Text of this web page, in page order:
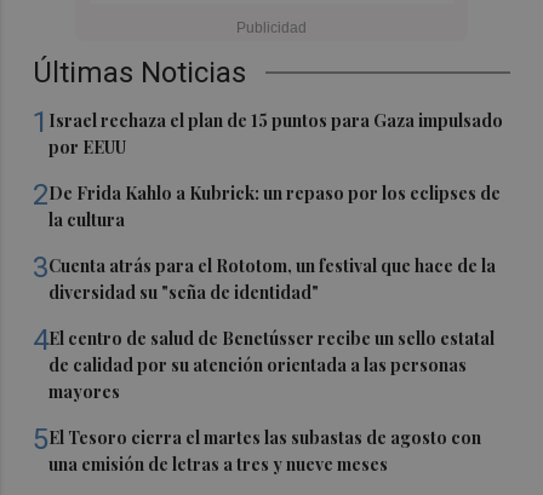
Últimas Noticias
1 Israel rechaza el plan de 15 puntos para Gaza impulsado
por EEUU
2De Frida Kahlo a Kubrick: un repaso por los eclipses de
la cultura
3Cuenta atrás para el Rototom, un festival que hace de la
diversidad su "seña de identidad"
4El centro de salud de Benetússer recibe un sello estatal
de calidad por su atención orientada a las personas
mayores
5El Tesoro cierra el martes las subastas de agosto con
una emisión de letras a tres y nueve meses